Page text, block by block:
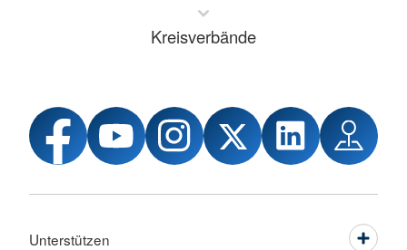
Kreisverbände
Unterstützen